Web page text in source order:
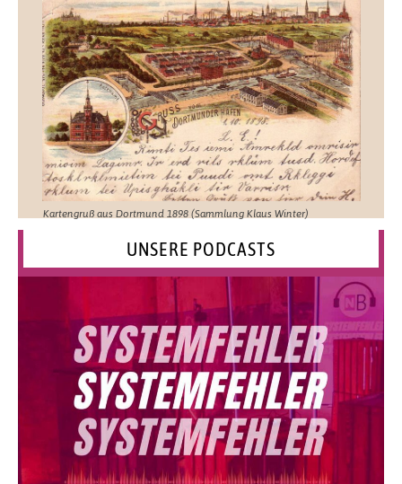
Kartengruß aus Dortmund 1898 (Sammlung Klaus Winter)
UNSERE PODCASTS